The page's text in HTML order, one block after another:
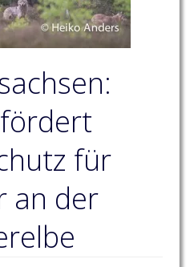
für
an der